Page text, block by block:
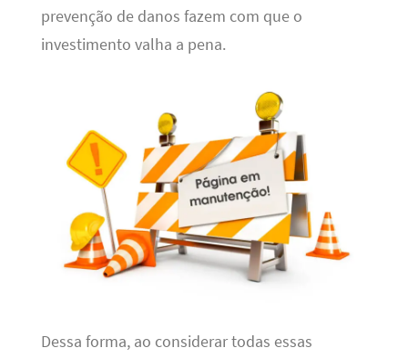
prevenção de danos fazem com que o
investimento valha a pena.
Dessa forma, ao considerar todas essas